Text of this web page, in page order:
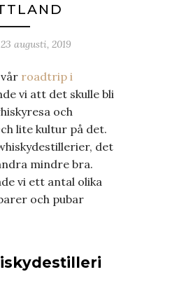
23 augusti, 2019
roadtrip i
vi att det skulle bli
och
lite kultur på det.
det
mindre bra.
vi ett antal olika
och pubar